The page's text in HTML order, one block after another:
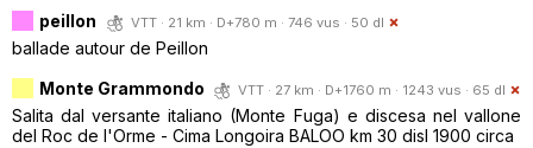
peillon
VTT · 21 km · D+780 m · 746 vus · 50 dl
ballade autour de Peillon
Monte Grammondo
VTT · 27 km · D+1760 m · 1243 vus · 65 dl
Salita dal versante italiano (Monte Fuga) e discesa nel vallone
del Roc de l'Orme - Cima Longoira BALOO km 30 disl 1900 circa